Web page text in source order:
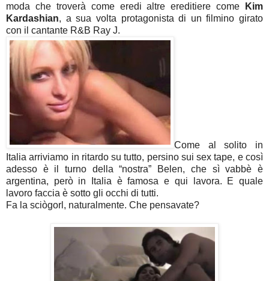
moda che troverà come eredi altre ereditiere come
Kim
Kardashian, a sua volta protagonista di un filmino girato
con il cantante R&B Ray J.
Come al solito in
Italia arriviamo in ritardo su tutto, persino sui sex tape, e così
adesso è il turno della “nostra” Belen, che sì vabbè è
argentina, però in Italia è famosa e qui lavora. E quale
lavoro faccia è sotto gli occhi di tutti.
Fa la sciògorl, naturalmente. Che pensavate?